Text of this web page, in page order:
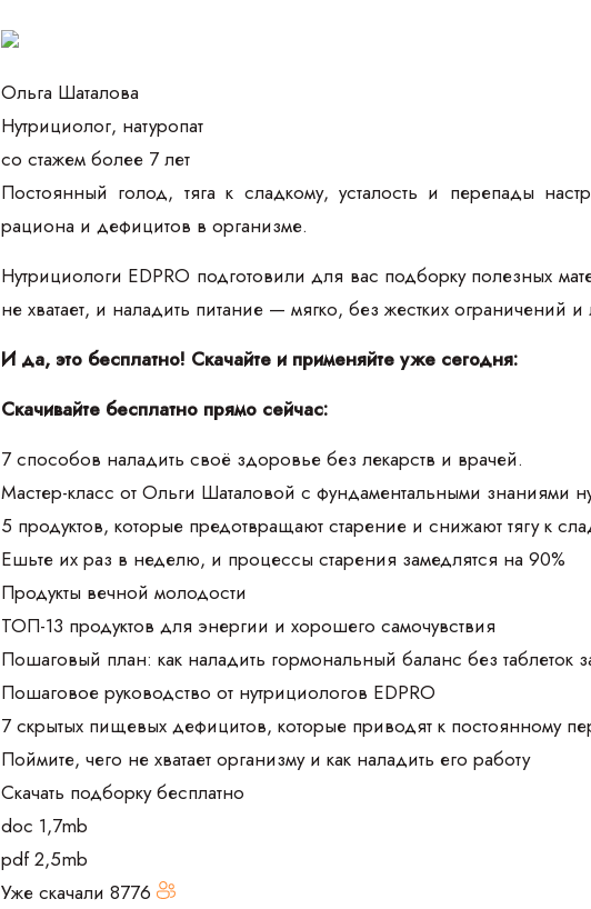
Ольга Шаталова
Нутрициолог, натуропат
со стажем более 7 лет
Постоянный голод, тяга к сладкому, усталость и перепады
рациона и дефицитов в организме.
Нутрициологи EDPRO подготовили для вас подборку полезных
не хватает, и наладить питание — мягко, без жестких ограничений и
И да, это бесплатно! Скачайте и применяйте уже сегодня:
Скачивайте бесплатно прямо сейчас:
7 способов наладить своё здоровье без лекарств и врачей.
Мастер-класс от Ольги Шаталовой с фундаментальными знаниями
5 продуктов, которые предотвращают старение и снижают тягу к
Ешьте их раз в неделю, и процессы старения замедлятся на 90%
Продукты вечной молодости
ТОП-13 продуктов для энергии и хорошего самочувствия
Пошаговый план: как наладить гормональный баланс без таблеток
Пошаговое руководство от нутрициологов EDPRO
7 скрытых пищевых дефицитов, которые приводят к постоянному
Поймите, чего не хватает организму и как наладить его работу
Скачать подборку бесплатно
doc 1,7mb
pdf 2,5mb
Уже скачали 8776